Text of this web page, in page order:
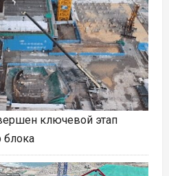
ключевой этап
блока